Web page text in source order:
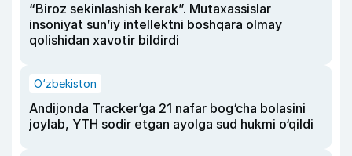
“Biroz sekinlashish kerak”. Mutaxassislar
insoniyat sun’iy intellektni boshqara olmay
qolishidan xavotir bildirdi
O‘zbekiston
Andijonda Tracker’ga 21 nafar bog‘cha bolasini
joylab, YTH sodir etgan ayolga sud hukmi o‘qildi